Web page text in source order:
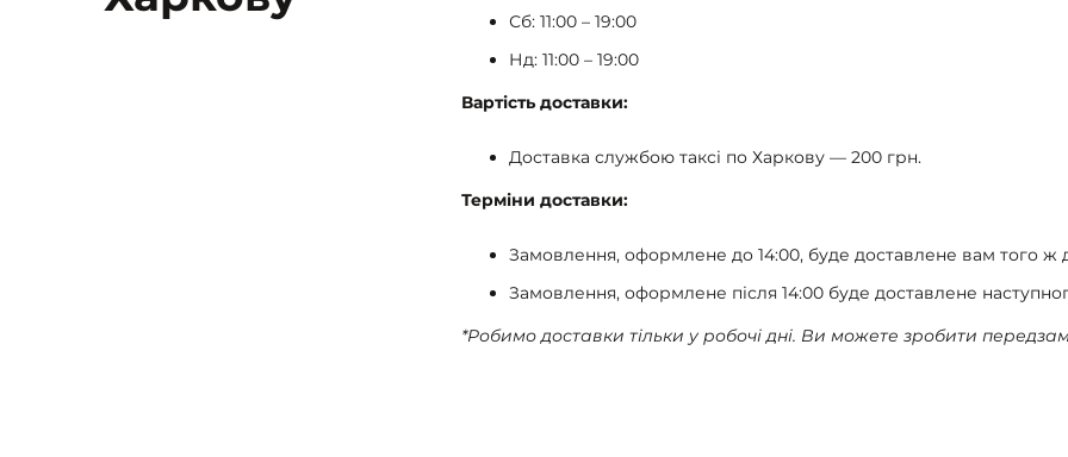
Сб: 11:00 – 19:00
Нд: 11:00 – 19:00
Вартість доставки:
Доставка службою таксі по Харкову — 200 грн.
Терміни доставки:
Замовлення, оформлене до 14:00, буде доставлене вам того ж
Замовлення, оформлене після 14:00 буде доставлене
*Робимо доставки тільки у робочі дні. Ви можете зробити